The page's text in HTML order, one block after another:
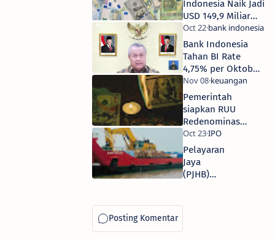
Indonesia Naik Jadi
USD 149,9 Miliar
pada Oktober 2025
Bank Indonesia
Tahan BI Rate
4,75% per Oktober
2025
Pemerintah
siapkan RUU
Redenominasi
Rupiah, target
finalisasi pada
2027: Rp 1.000
jadi Rp 1?
Pelayaran
Jaya
(PJHB)